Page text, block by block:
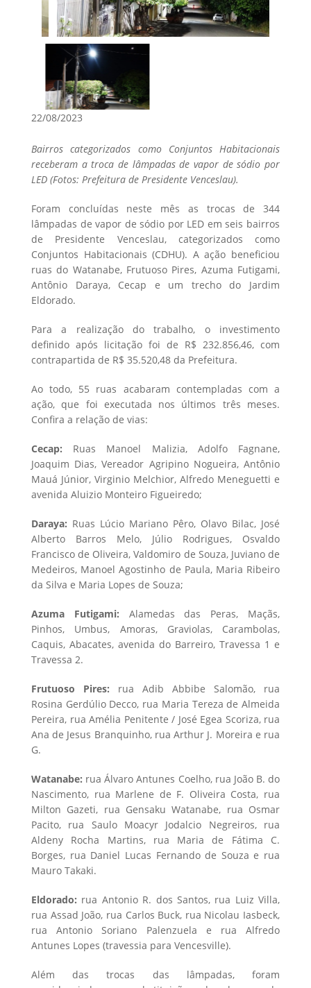
22/08/2023
Bairros categorizados como Conjuntos Habitacionais
receberam a troca de lâmpadas de vapor de sódio por
LED (Fotos: Prefeitura de Presidente Venceslau).
Foram concluídas neste mês as trocas de 344
lâmpadas de vapor de sódio por LED em seis bairros
de Presidente Venceslau, categorizados como
Conjuntos Habitacionais (CDHU). A ação beneficiou
ruas do Watanabe, Frutuoso Pires, Azuma Futigami,
Antônio Daraya, Cecap e um trecho do Jardim
Eldorado.
Para a realização do trabalho, o investimento
definido após licitação foi de R$ 232.856,46, com
contrapartida de R$ 35.520,48 da Prefeitura.
Ao todo, 55 ruas acabaram contempladas com a
ação, que foi executada nos últimos três meses.
Confira a relação de vias:
Cecap: Ruas Manoel Malizia, Adolfo Fagnane,
Joaquim Dias, Vereador Agripino Nogueira, Antônio
Mauá Júnior, Virginio Melchior, Alfredo Meneguetti e
avenida Aluizio Monteiro Figueiredo;
Daraya: Ruas Lúcio Mariano Pêro, Olavo Bilac, José
Alberto Barros Melo, Júlio Rodrigues, Osvaldo
Francisco de Oliveira, Valdomiro de Souza, Juviano de
Medeiros, Manoel Agostinho de Paula, Maria Ribeiro
da Silva e Maria Lopes de Souza;
Azuma Futigami: Alamedas das Peras, Maçãs,
Pinhos, Umbus, Amoras, Graviolas, Carambolas,
Caquis, Abacates, avenida do Barreiro, Travessa 1 e
Travessa 2.
Frutuoso Pires: rua Adib Abbibe Salomão, rua
Rosina Gerdúlio Decco, rua Maria Tereza de Almeida
Pereira, rua Amélia Penitente / José Egea Scoriza, rua
Ana de Jesus Branquinho, rua Arthur J. Moreira e rua
G.
Watanabe: rua Álvaro Antunes Coelho, rua João B. do
Nascimento, rua Marlene de F. Oliveira Costa, rua
Milton Gazeti, rua Gensaku Watanabe, rua Osmar
Pacito, rua Saulo Moacyr Jodalcio Negreiros, rua
Aldeny Rocha Martins, rua Maria de Fátima C.
Borges, rua Daniel Lucas Fernando de Souza e rua
Mauro Takaki.
Eldorado: rua Antonio R. dos Santos, rua Luiz Villa,
rua Assad João, rua Carlos Buck, rua Nicolau Iasbeck,
rua Antonio Soriano Palenzuela e rua Alfredo
Antunes Lopes (travessia para Vencesville).
Além das trocas das lâmpadas, foram